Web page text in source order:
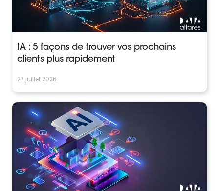
IA : 5 façons de trouver vos prochains
clients plus rapidement
27 juillet 2026